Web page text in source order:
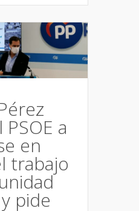
a
en
trabajo
pide